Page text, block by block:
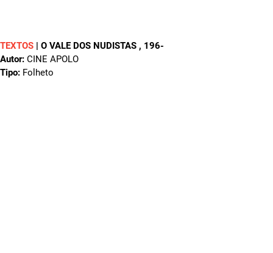
TEXTOS | O VALE DOS NUDISTAS , 196-
Autor: CINE APOLO
Tipo: Folheto